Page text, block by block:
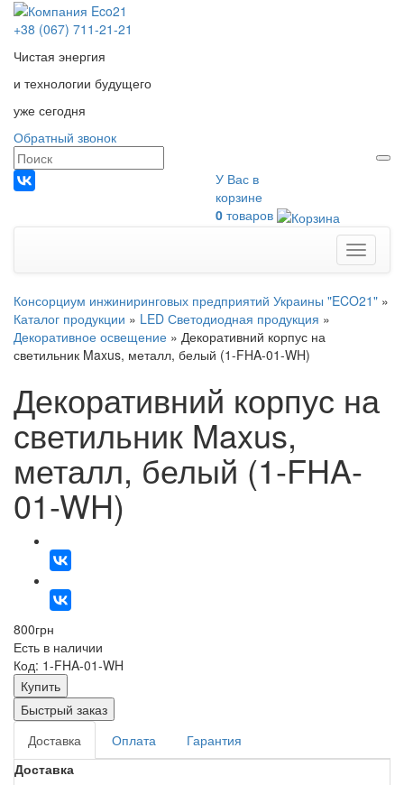
+38 (067) 711-21-21
Чистая энергия
и технологии будущего
уже сегодня
Обратный звонок
У Вас в
корзине
0 товаров
Меню
Консорциум инжиниринговых предприятий Украины "ECO21" »
Каталог продукции » LED Светодиодная продукция »
Декоративное освещение » Декоративний корпус на
светильник Maxus, металл, белый (1-FHA-01-WH)
Декоративний корпус на
светильник Maxus,
металл, белый (1-FHA-
01-WH)
800грн
Есть в наличии
Код: 1-FHA-01-WH
Купить
Быстрый заказ
Доставка
Оплата
Гарантия
Доставка